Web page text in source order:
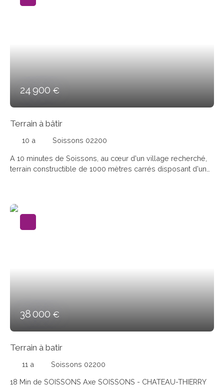
24 900 €
Terrain à bâtir
10 a Soissons 02200
A 10 minutes de Soissons, au cœur d'un village recherché,
terrain constructible de 1000 mètres carrés disposant d'une
38 000 €
Terrain à batir
11 a Soissons 02200
18 Min de SOISSONS Axe SOISSONS - CHATEAU-THIERRY